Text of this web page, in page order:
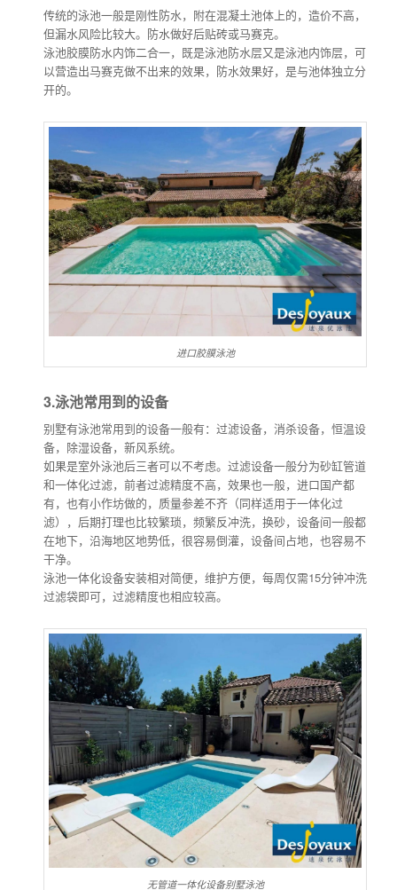
传统的泳池一般是刚性防水，附在混凝土池体上的，造价不高，
但漏水风险比较大。防水做好后贴砖或马赛克。
泳池胶膜防水内饰二合一，既是泳池防水层又是泳池内饰层，可
以营造出马赛克做不出来的效果，防水效果好，是与池体独立分
开的。
进口胶膜泳池
3.泳池常用到的设备
别墅有泳池常用到的设备一般有：过滤设备，消杀设备，恒温设
备，除湿设备，新风系统。
如果是室外泳池后三者可以不考虑。过滤设备一般分为砂缸管道
和一体化过滤，前者过滤精度不高，效果也一般，进口国产都
有，也有小作坊做的，质量参差不齐（同样适用于一体化过
滤），后期打理也比较繁琐，频繁反冲洗，换砂，设备间一般都
在地下，沿海地区地势低，很容易倒灌，设备间占地，也容易不
干净。
泳池一体化设备安装相对简便，维护方便，每周仅需15分钟冲洗
过滤袋即可，过滤精度也相应较高。
无管道一体化设备别墅泳池